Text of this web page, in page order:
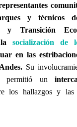
y técnicos
y Transición
socialización de
en las
Su
permitió un
los hallazgos y las